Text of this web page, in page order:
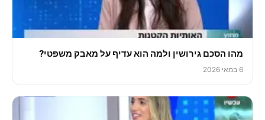
מהו הסכם גירושין ולמה הוא עדיף על מאבק משפטי?
6 במאי 2026